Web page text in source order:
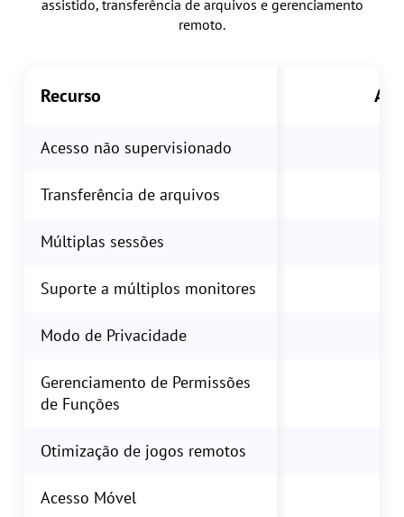
assistido, transferência de arquivos e gerenciamento
remoto.
Recurso
Acesso não supervisionado
Transferência de arquivos
Múltiplas sessões
Suporte a múltiplos monitores
Modo de Privacidade
Gerenciamento de Permissões
de Funções
Otimização de jogos remotos
Acesso Móvel